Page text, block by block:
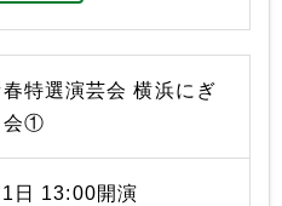
特選演芸会 横浜にぎ
会①
日 13:00開演